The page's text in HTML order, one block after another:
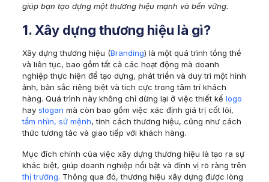
giúp bạn tạo dựng một thương hiệu mạnh và bền vững.
1. Xây dựng thương hiệu là gì?
Xây dựng thương hiệu (Branding) là một quá trình tổng thể
và liên tục, bao gồm tất cả các hoạt động mà doanh
nghiệp thực hiện để tạo dựng, phát triển và duy trì một hình
ảnh, bản sắc riêng biệt và tích cực trong tâm trí khách
hàng. Quá trình này không chỉ dừng lại ở việc thiết kế logo
hay slogan mà còn bao gồm việc xác định giá trị cốt lõi,
tầm nhìn, sứ mệnh, tính cách thương hiệu, cũng như cách
thức tương tác và giao tiếp với khách hàng.
Mục đích chính của việc xây dựng thương hiệu là tạo ra sự
khác biệt, giúp doanh nghiệp nổi bật và định vị rõ ràng trên
thị trường. Thông qua đó, thương hiệu xây dựng được lòng